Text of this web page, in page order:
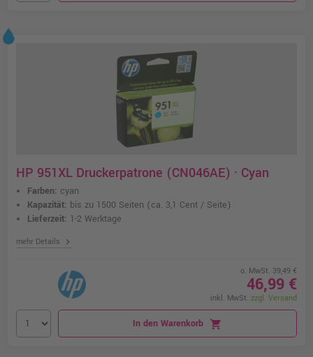
HP 951XL Druckerpatrone (CN046AE) · Cyan
Farben: cyan
Kapazität: bis zu 1500 Seiten (ca. 3,1 Cent / Seite)
Lieferzeit: 1-2 Werktage
mehr Details chevron_right
o. MwSt. 39,49 €
46,99 €
inkl. MwSt. zzgl. Versand
In den Warenkorb shopping_cart